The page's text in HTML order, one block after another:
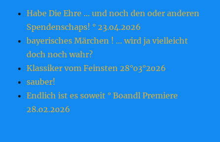
Habe Die Ehre … und noch den oder anderen
Spendenschaps! ° 23.o4.2o26
bayerisches Märchen ! … wird ja vielleicht
doch noch wahr?
Klassiker vom Feinsten 28°o3°2o26
sauber!
Endlich ist es soweit ° Boandl Premiere
28.o2.2o26